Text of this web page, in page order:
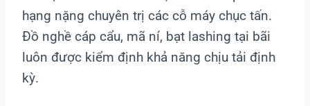
hạng nặng chuyên trị các cỗ máy chục tấn.
Đồ nghề cáp cẩu, mã ní, bạt lashing tại bãi
luôn được kiểm định khả năng chịu tải định
kỳ.